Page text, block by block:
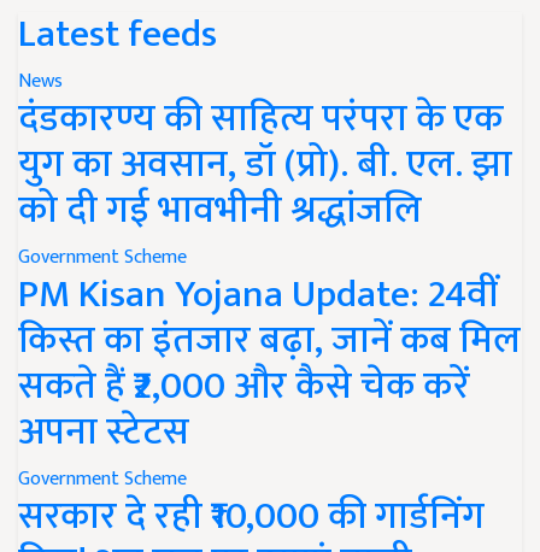
Latest feeds
News
दंडकारण्य की साहित्य परंपरा के एक
युग का अवसान, डॉ (प्रो). बी. एल. झा
को दी गई भावभीनी श्रद्धांजलि
Government Scheme
PM Kisan Yojana Update: 24वीं
किस्त का इंतजार बढ़ा, जानें कब मिल
सकते हैं ₹2,000 और कैसे चेक करें
अपना स्टेटस
Government Scheme
सरकार दे रही ₹10,000 की गार्डनिंग